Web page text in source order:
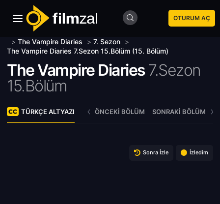
OTURUM AÇ
> The Vampire Diaries > 7. Sezon >
The Vampire Diaries 7.Sezon 15.Bölüm (15. Bölüm)
The Vampire Diaries7.Sezon
15.Bölüm
TÜRKÇE ALTYAZI ÖNCEKI BÖLÜM SONRAKI BÖLÜM
Sonra İzle İzledim